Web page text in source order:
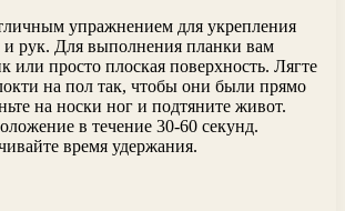
упражнением для укрепления
рук. Для выполнения планки вам
или просто плоская поверхность. Лягте
на пол так, чтобы они были прямо
на носки ног и подтяните живот.
в течение 30-60 секунд.
время удержания.